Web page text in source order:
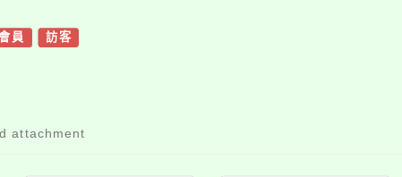
員 訪客
attachment